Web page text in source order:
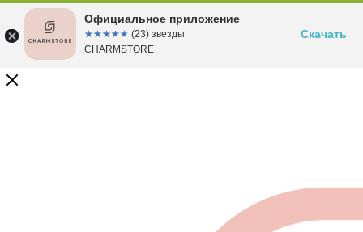
Официальное приложение
☆☆☆☆☆
★★★★★ (23) звезды
CHARMSTORE
Скачать